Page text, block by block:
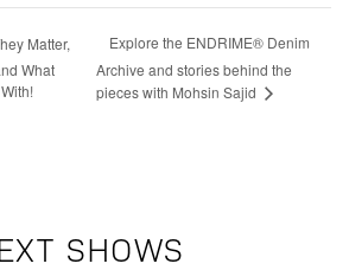
Matter,
What
Explore the ENDRIME® Denim
Archive and stories behind the
pieces with Mohsin Sajid
SHOWS